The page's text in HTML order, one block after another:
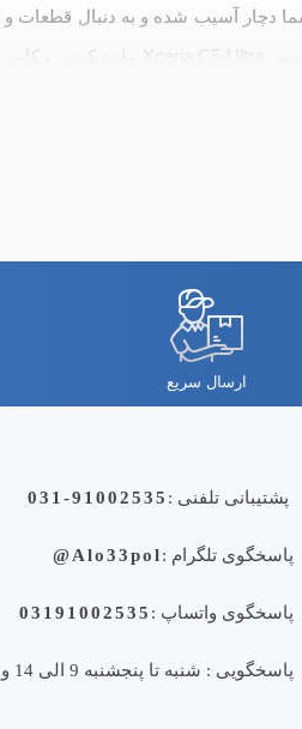
دچار آسیب شده و به دنبال قطعات
ارسال سریع
پشتیبانی تلفنی : 031-91002535
پاسخگوی تلگرام :Alo33pol@
پاسخگوی واتساپ : 03191002535
پاسخگویی : شنبه تا پنجشنبه 9 الی 14 و 17 الی 20